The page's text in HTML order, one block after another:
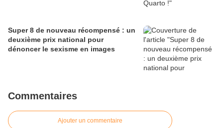
Super 8 de nouveau récompensé : un
deuxième prix national pour
dénoncer le sexisme en images
Commentaires
Ajouter un commentaire